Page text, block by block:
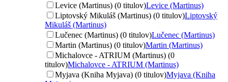
Levice (Martinus) (0 titulov)Levice (Martinus)
Liptovský Mikuláš (Martinus) (0 titulov)Liptovský
Mikuláš (Martinus)
Lučenec (Martinus) (0 titulov)Lučenec (Martinus)
Martin (Martinus) (0 titulov)Martin (Martinus)
Michalovce - ATRIUM (Martinus) (0
titulov)Michalovce - ATRIUM (Martinus)
Myjava (Kniha Myjava) (0 titulov)Myjava (Kniha